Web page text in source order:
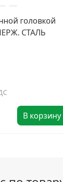
головкой
СТАЛЬ
В корзину